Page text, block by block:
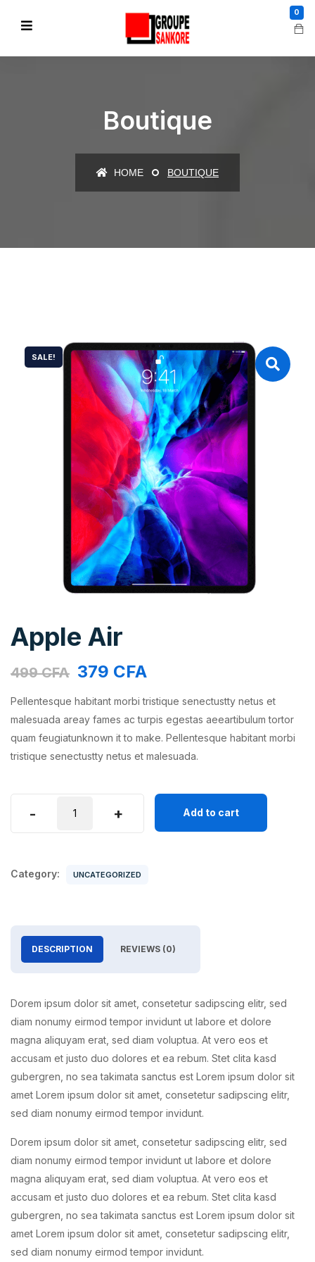
0
Boutique
HOME BOUTIQUE
SALE!
Apple Air
499CFA 379 CFA
Pellentesque habitant morbi tristique senectustty netus et
malesuada areay fames ac turpis egestas aeeartibulum tortor
quam feugiatunknown it to make. Pellentesque habitant morbi
tristique senectustty netus et malesuada.
-
quantity
+ Add to cart
Category: UNCATEGORIZED
DESCRIPTION REVIEWS (0)
Dorem ipsum dolor sit amet, consetetur sadipscing elitr, sed
diam nonumy eirmod tempor invidunt ut labore et dolore
magna aliquyam erat, sed diam voluptua. At vero eos et
accusam et justo duo dolores et ea rebum. Stet clita kasd
gubergren, no sea takimata sanctus est Lorem ipsum dolor sit
amet Lorem ipsum dolor sit amet, consetetur sadipscing elitr,
sed diam nonumy eirmod tempor invidunt.
Dorem ipsum dolor sit amet, consetetur sadipscing elitr, sed
diam nonumy eirmod tempor invidunt ut labore et dolore
magna aliquyam erat, sed diam voluptua. At vero eos et
accusam et justo duo dolores et ea rebum. Stet clita kasd
gubergren, no sea takimata sanctus est Lorem ipsum dolor sit
amet Lorem ipsum dolor sit amet, consetetur sadipscing elitr,
sed diam nonumy eirmod tempor invidunt.